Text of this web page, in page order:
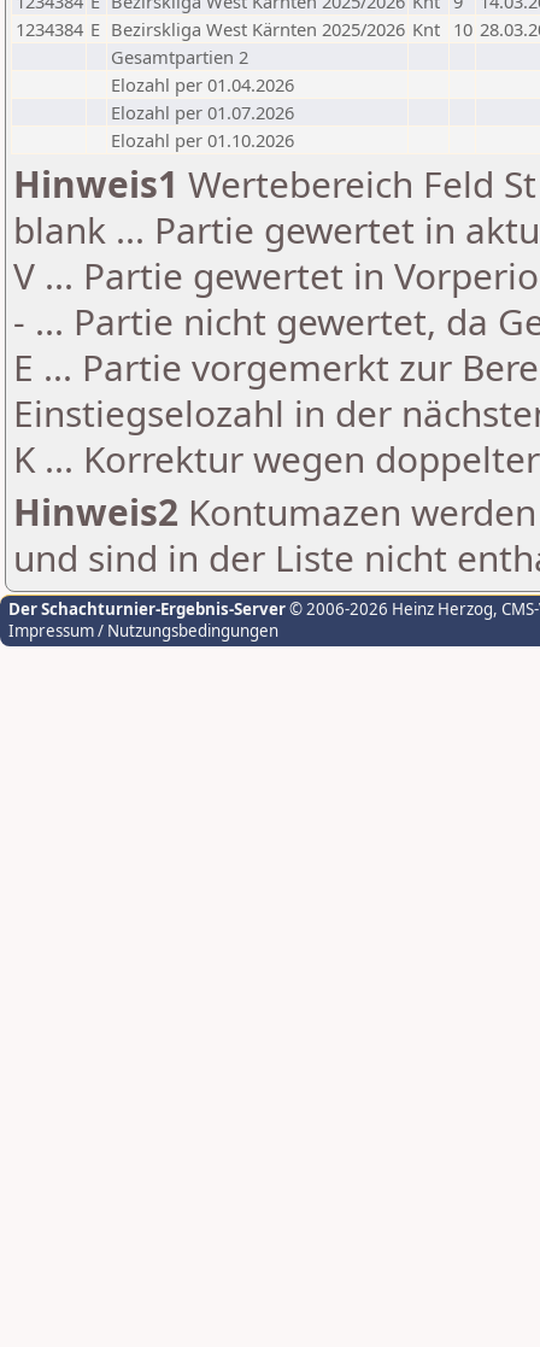
1234384 E Bezirskliga West Kärnten 2025/2026 Knt 10
Gesamtpartien 2
Elozahl per 01.04.2026
Elozahl per 01.07.2026
Elozahl per 01.10.2026
Hinweis1 Wertebereich Feld
blank ... Partie gewertet in
V ... Partie gewertet in
- ... Partie nicht gewertet, da
E ... Partie vorgemerkt zur
Einstiegselozahl in der
K ... Korrektur wegen
Hinweis2 Kontumazen
und sind in der Liste nicht
Der Schachturnier-Ergebnis-Server© 2006-2026 Heinz Herzog,
Impressum / Nutzungsbedingungen